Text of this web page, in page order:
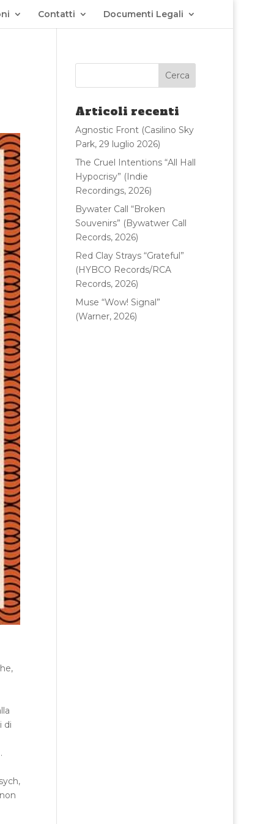
Contatti Documenti Legali
di
Articoli recenti
Agnostic Front (Casilino Sky
Park, 29 luglio 2026)
The Cruel Intentions “All Hall
Hypocrisy” (Indie
Recordings, 2026)
Bywater Call “Broken
Souvenirs” (Bywatwer Call
Records, 2026)
Red Clay Strays “Grateful”
(HYBCO Records/RCA
Records, 2026)
Muse “Wow! Signal”
(Warner, 2026)